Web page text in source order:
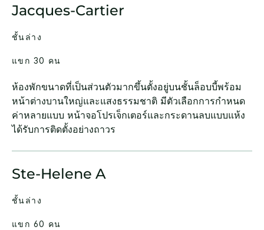
Jacques-Cartier
ห้องพักขนาดที่เป็นส่วนตัวมากขึ้นตั้งอยู่บนชั้นล็อบบี้พร้อม
หน้าต่างบานใหญ่และแสงธรรมชาติ มีตัวเลือกการกำหนด
ค่าหลายแบบ หน้าจอโปรเจ็กเตอร์และกระดานลบแบบแห้ง
ได้รับการติดตั้งอย่างถาวร
ชั้นล่าง
แขก 30 คน
Ste-Helene A
ชั้นล่าง
แขก 60 คน